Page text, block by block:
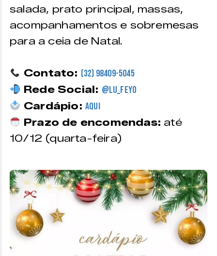
salada, prato principal, massas,
acompanhamentos e sobremesas
para a ceia de Natal.
Contato: (32) 98409-5045
Rede Social: @lu_feyo
Cardápio: Aqui
Prazo de encomendas: até
10/12 (quarta-feira)